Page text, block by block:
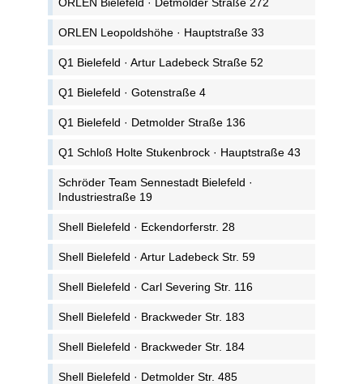
ORLEN Leopoldshöhe · Hauptstraße 33
Q1 Bielefeld · Artur Ladebeck Straße 52
Q1 Bielefeld · Gotenstraße 4
Q1 Bielefeld · Detmolder Straße 136
Q1 Schloß Holte Stukenbrock · Hauptstraße 43
Schröder Team Sennestadt Bielefeld ·
Industriestraße 19
Shell Bielefeld · Eckendorferstr. 28
Shell Bielefeld · Artur Ladebeck Str. 59
Shell Bielefeld · Carl Severing Str. 116
Shell Bielefeld · Brackweder Str. 183
Shell Bielefeld · Brackweder Str. 184
Shell Bielefeld · Detmolder Str. 485